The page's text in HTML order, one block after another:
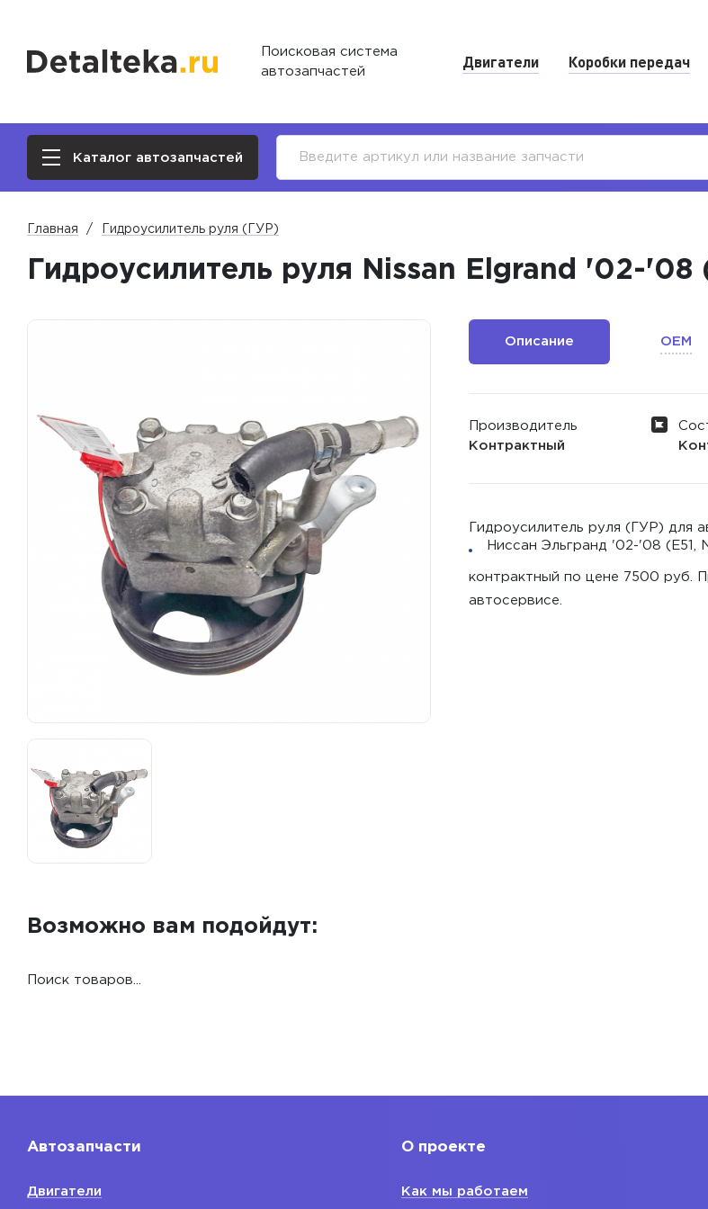
Поисковая система
автозапчастей
Двигатели Коробки передач
Каталог автозапчастей
Главная Гидроусилитель руля (ГУР)
Гидроусилитель руля Nissan Elgrand '02-
Описание OEM
Производитель
Контрактный
Гидроусилитель руля (ГУР) для
Ниссан Эльгранд '02-'08 (E51,
контрактный по цене 7500 руб.
автосервисе.
Возможно вам подойдут:
Поиск товаров...
Автозапчасти
Двигатели
О проекте
Как мы работаем